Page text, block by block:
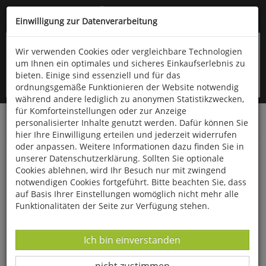
Kompletten Head der Seite überspringen
oder (06766) 9323-960
Startseite Bücher Quelle & Meyer Verlag Neuheiten
Orchideenführer Murnauer Moos
Einwilligung zur Datenverarbeitung
Wir verwenden Cookies oder vergleichbare Technologien
um Ihnen ein optimales und sicheres Einkaufserlebnis zu
bieten. Einige sind essenziell und für das
ordnungsgemäße Funktionieren der Website notwendig
während andere lediglich zu anonymen Statistikzwecken,
für Komforteinstellungen oder zur Anzeige
personalisierter Inhalte genutzt werden. Dafür können Sie
hier Ihre Einwilligung erteilen und jederzeit widerrufen
oder anpassen. Weitere Informationen dazu finden Sie in
unserer Datenschutzerklärung. Sollten Sie optionale
Cookies ablehnen, wird Ihr Besuch nur mit zwingend
notwendigen Cookies fortgeführt. Bitte beachten Sie, dass
auf Basis Ihrer Einstellungen womöglich nicht mehr alle
Funktionalitäten der Seite zur Verfügung stehen.
Datenverarbeitung -
Ich bin einverstanden